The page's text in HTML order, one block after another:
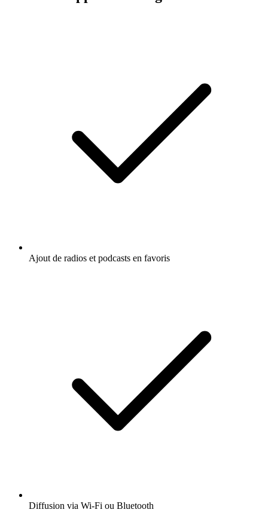
Ajout de radios et podcasts en favoris
Diffusion via Wi-Fi ou Bluetooth